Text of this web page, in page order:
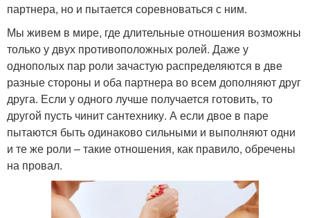
партнера, но и пытается соревноваться с ним.
Мы живем в мире, где длительные отношения возможны
только у двух противоположных ролей. Даже у
однополых пар роли зачастую распределяются в две
разные стороны и оба партнера во всем дополняют друг
друга. Если у одного лучше получается готовить, то
другой пусть чинит сантехнику. А если двое в паре
пытаются быть одинаково сильными и выполняют одни
и те же роли – такие отношения, как правило, обречены
на провал.